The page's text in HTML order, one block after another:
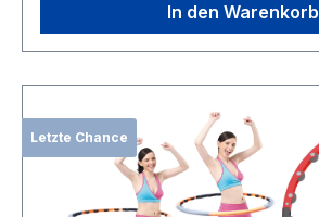
In den Warenkorb
Letzte Chance